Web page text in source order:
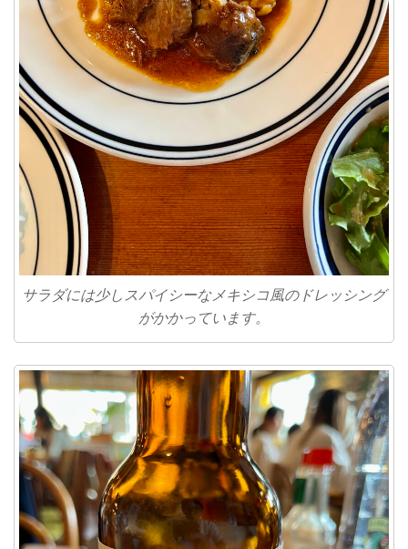
サラダには少しスパイシーなメキシコ風のドレッシング
がかかっています。